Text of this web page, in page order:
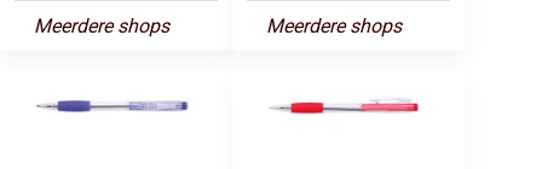
Meerdere shops Meerdere shops